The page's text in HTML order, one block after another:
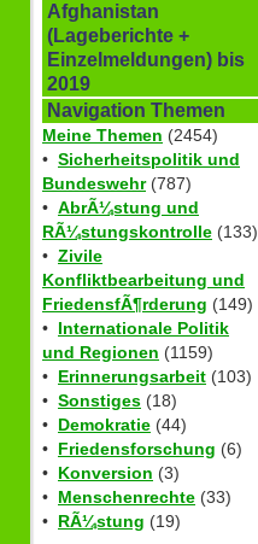
Afghanistan
(Lageberichte +
Einzelmeldungen) bis
2019
Navigation Themen
Meine Themen (2454)
• Sicherheitspolitik und
Bundeswehr(787)
• AbrÃ¼stung und
RÃ¼stungskontrolle (133)
• Zivile
Konfliktbearbeitung und
FriedensfÃ¶rderung (149)
• Internationale Politik
und Regionen (1159)
• Erinnerungsarbeit (103)
• Sonstiges (18)
• Demokratie (44)
• Friedensforschung (6)
• Konversion (3)
• Menschenrechte (33)
• RÃ¼stung (19)